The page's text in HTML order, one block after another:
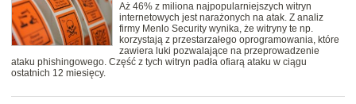
Aż 46% z miliona najpopularniejszych witryn
internetowych jest narażonych na atak. Z analiz
firmy Menlo Security wynika, że witryny te np.
korzystają z przestarzałego oprogramowania, które
zawiera luki pozwalające na przeprowadzenie
ataku phishingowego. Część z tych witryn padła ofiarą ataku w ciągu
ostatnich 12 miesięcy.